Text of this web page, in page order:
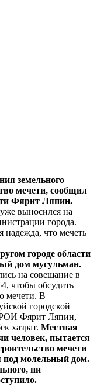
земельного
мечети, сообщил
Фярит Ляпин.
выносился на
города.
надежда, что мечеть
городе области
дом мусульман.
на совещание в
чтобы обсудить
мечети. В
городской
Фярит Ляпин,
хазрат. Местная
человек, пытается
мечети
под молельный дом.
ни